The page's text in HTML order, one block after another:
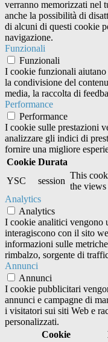
verranno memorizzati nel
anche la possibilità di
di alcuni di questi cookie
navigazione.
Funzionali
Funzionali
I cookie funzionali aiutano
la condivisione del
media, la raccolta di
Performance
Performance
I cookie sulle prestazioni
analizzare gli indici di
fornire una migliore
Cookie Durata
YSC
session
This
the views
Analytics
Analytics
I cookie analitici vengono
interagiscono con il sito
informazioni sulle
rimbalzo, sorgente di
Annunci
Annunci
I cookie pubblicitari
annunci e campagne di
i visitatori sui siti Web e
personalizzati.
Cookie